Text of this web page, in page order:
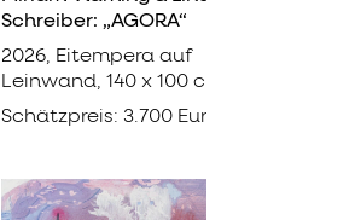
Schreiber: „AGORA“
2026, Eitempera auf
Leinwand, 140 x 100 cm
Schätzpreis: 3.700 Euro